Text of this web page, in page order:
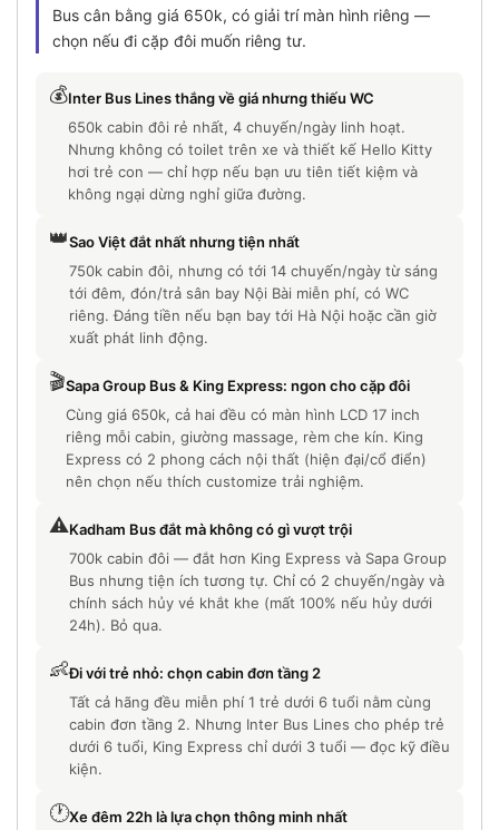
Bus cân bằng giá 650k, có giải trí màn hình riêng —
chọn nếu đi cặp đôi muốn riêng tư.
💰Inter Bus Lines thắng về giá nhưng thiếu WC
650k cabin đôi rẻ nhất, 4 chuyến/ngày linh hoạt.
Nhưng không có toilet trên xe và thiết kế Hello Kitty
hơi trẻ con — chỉ hợp nếu bạn ưu tiên tiết kiệm và
không ngại dừng nghỉ giữa đường.
👑Sao Việt đắt nhất nhưng tiện nhất
750k cabin đôi, nhưng có tới 14 chuyến/ngày từ sáng
tới đêm, đón/trả sân bay Nội Bài miễn phí, có WC
riêng. Đáng tiền nếu bạn bay tới Hà Nội hoặc cần giờ
xuất phát linh động.
🎬Sapa Group Bus & King Express: ngon cho cặp đôi
Cùng giá 650k, cả hai đều có màn hình LCD 17 inch
riêng mỗi cabin, giường massage, rèm che kín. King
Express có 2 phong cách nội thất (hiện đại/cổ điển)
nên chọn nếu thích customize trải nghiệm.
⚠️Kadham Bus đắt mà không có gì vượt trội
700k cabin đôi — đắt hơn King Express và Sapa Group
Bus nhưng tiện ích tương tự. Chỉ có 2 chuyến/ngày và
chính sách hủy vé khắt khe (mất 100% nếu hủy dưới
24h). Bỏ qua.
👶Đi với trẻ nhỏ: chọn cabin đơn tầng 2
Tất cả hãng đều miễn phí 1 trẻ dưới 6 tuổi nằm cùng
cabin đơn tầng 2. Nhưng Inter Bus Lines cho phép trẻ
dưới 6 tuổi, King Express chỉ dưới 3 tuổi — đọc kỹ điều
kiện.
🕐Xe đêm 22h là lựa chọn thông minh nhất